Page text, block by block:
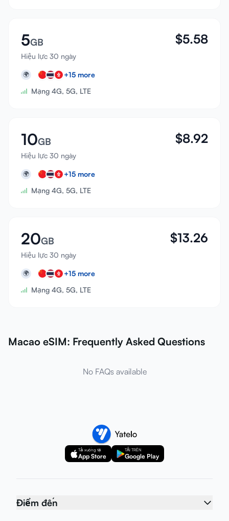
5GB
Hiệu lực 30 ngày
$5.58
🌍 +15 more
Mạng 4G, 5G, LTE
10GB
Hiệu lực 30 ngày
$8.92
🌍 +15 more
Mạng 4G, 5G, LTE
20GB
Hiệu lực 30 ngày
$13.26
🌍 +15 more
Mạng 4G, 5G, LTE
Macao eSIM: Frequently Asked Questions
No FAQs available
Tải xuống tại
App Store
TẢI TRÊN
Google Play
Điểm đến